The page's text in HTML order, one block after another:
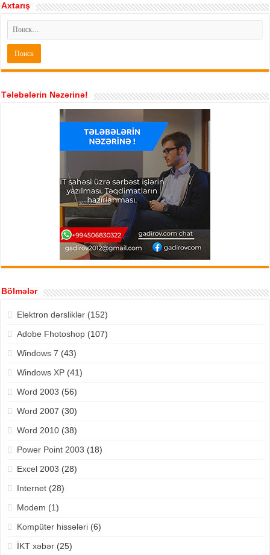
Axtarış
Tələbələrin Nəzərinə!
Bölmələr
Elektron dərsliklər(152)
Adobe Fhotoshop(107)
Windows 7 (43)
Windows XP(41)
Word 2003 (56)
Word 2007 (30)
Word 2010(38)
Power Point 2003 (18)
Excel 2003 (28)
Internet(28)
Modem (1)
Kompüter hissələri(6)
İKT xəbər(25)